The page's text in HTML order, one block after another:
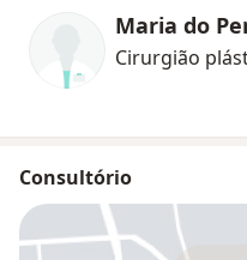
Cirurgião
Consultório